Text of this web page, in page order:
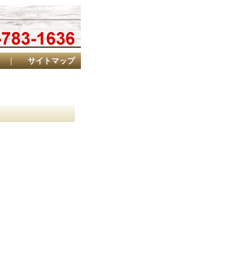
｜ サイトマップ